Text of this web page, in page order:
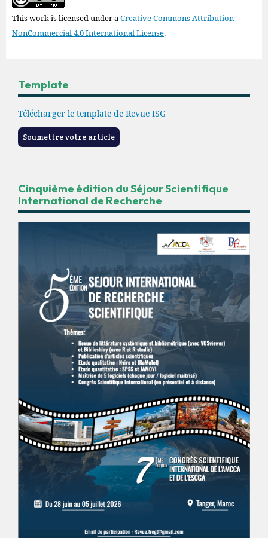
This work is licensed under aCreative Commons Attribution-
NonCommercial 4.0 International License.
Template
Télécharger le template de Revue ISG
Soumettre votre article
Cinquième édition du Séjour Scientifique
International de Recherche